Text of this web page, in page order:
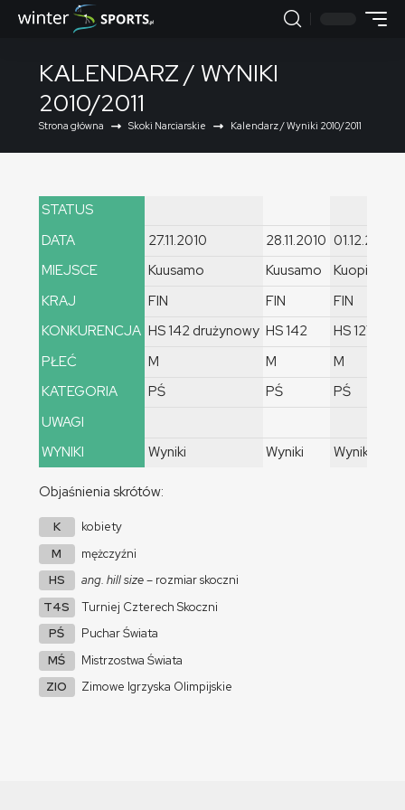
KALENDARZ / WYNIKI
2010/2011
Strona główna Skoki Narciarskie Kalendarz / Wyniki 2010/2011
STATUS
DATA
MIEJSCE
KRAJ
KONKURENCJA
PŁEĆ
KATEGORIA
UWAGI
WYNIKI
27.11.2010
Kuusamo
FIN
HS 142 drużynowy
M
PŚ
Wyniki
28.11.2010
Kuusamo
FIN
HS 142
M
PŚ
Wyniki
01.12.2010
Kuopio
FIN
HS 127
M
PŚ
Wyniki
Objaśnienia skrótów:
K
kobiety
M
mężczyźni
HS
ang. hill size– rozmiar skoczni
T4S
Turniej Czterech Skoczni
PŚ
Puchar Świata
MŚ
Mistrzostwa Świata
ZIO
Zimowe Igrzyska Olimpijskie